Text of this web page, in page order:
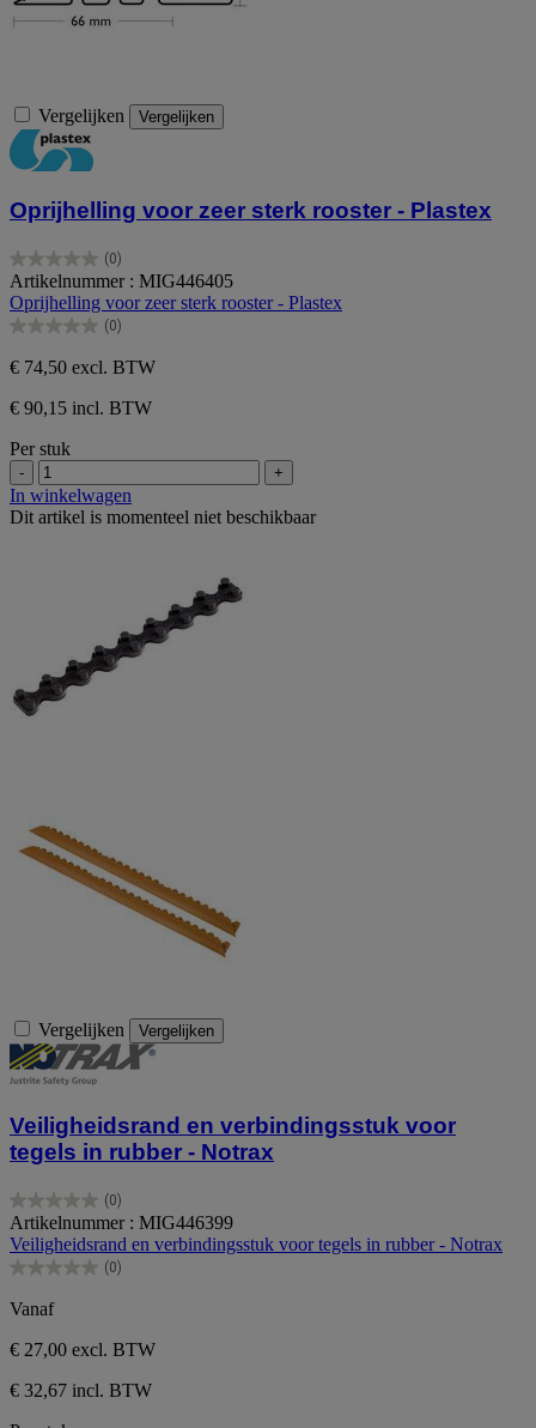
Vergelijken Vergelijken
Oprijhelling voor zeer sterk rooster - Plastex
(0)
0.0
van
de
5
Artikelnummer : MIG446405
Oprijhelling voor zeer sterk rooster - Plastex
(0)
0.0
van
de
5
sterren.
€ 74,50 excl. BTW
€ 90,15 incl. BTW
Per stuk
- +
In winkelwagen
Dit artikel is momenteel niet beschikbaar
Vergelijken Vergelijken
Veiligheidsrand en verbindingsstuk voor
tegels in rubber - Notrax
(0)
0.0
van
de
5
Artikelnummer : MIG446399
Veiligheidsrand en verbindingsstuk voor tegels in rubber - Notrax
(0)
0.0
van
de
5
sterren.
Vanaf
€ 27,00 excl. BTW
€ 32,67 incl. BTW